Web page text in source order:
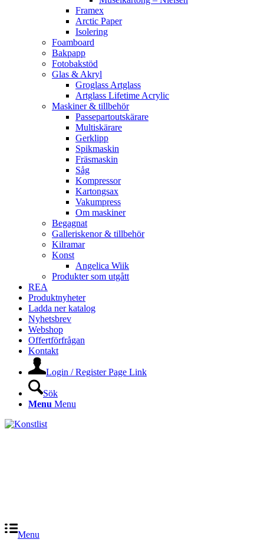
Framex
Arctic Paper
Isolering
Foamboard
Bakpapp
Fotobakstöd
Glas & Akryl
Groglass Artglass
Artglass Lifetime Acrylic
Maskiner & tillbehör
Passepartoutskärare
Multiskärare
Gerklipp
Spikmaskin
Fräsmaskin
Såg
Kompressor
Kartongsax
Vakumpress
Om maskiner
Begagnat
Galleriskenor & tillbehör
Kilramar
Konst
Angelica Wiik
Produkter som utgått
REA
Produktnyheter
Ladda ner katalog
Nyhetsbrev
Webshop
Offertförfrågan
Kontakt
Login / Register Page Link
Sök
Menu Menu
Menu